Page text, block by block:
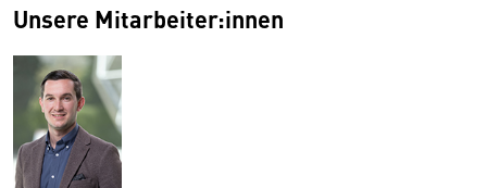
Unsere Mitarbeiter:innen